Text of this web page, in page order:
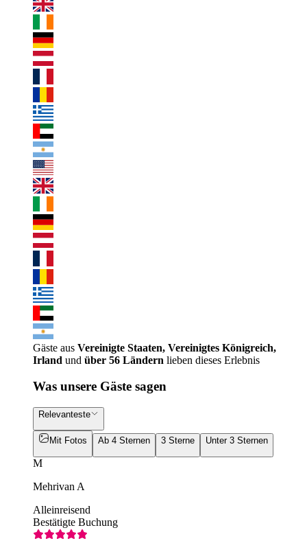
Gäste aus Vereinigte Staaten, Vereinigtes Königreich,
Irland und über 56 Ländern lieben dieses Erlebnis
Was unsere Gäste sagen
Relevanteste
Mit Fotos Ab 4 Sternen 3 Sterne Unter 3 Sternen
M
Mehrivan A
Alleinreisend
Bestätigte Buchung